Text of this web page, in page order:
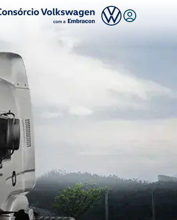
Logo Consórcio Volkswagen com a Embracon